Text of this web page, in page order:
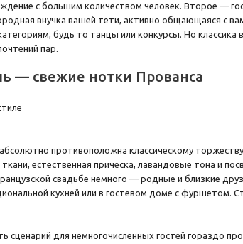
с большим количеством человек. Второе —
внучка вашей тети, активно общающаяся с
будь то танцы или конкурсы. Но классика
пар.
— свежие нотки Прованса
противоположна классическому
естественная прическа, лавандовые тона и
свадьбе немного — родные и близкие
кухней или в гостевом доме с фуршетом.
сценарий для немногочисленных гостей гораздо